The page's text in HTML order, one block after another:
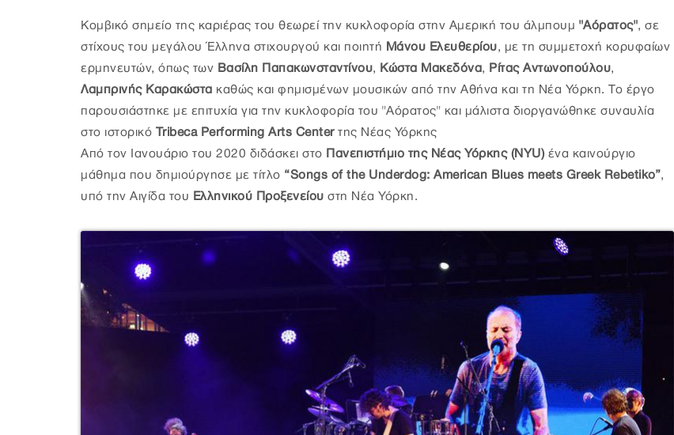
Κομβικό σημείο της καριέρας του θεωρεί την κυκλοφορία στην Αμερική του άλμπουμ "Aόρατος", σε
στίχους του μεγάλου Έλληνα στιχουργού και ποιητή Mάνου Eλευθερίου, με τη συμμετοχή κορυφαίων
ερμηνευτών, όπως των Βασίλη Παπακωνσταντίνου, Κώστα Μακεδόνα, Ρίτας Αντωνοπούλου,
Λαμπρινής Καρακώστα καθώς και φημισμένων μουσικών από την Αθήνα και τη Νέα Υόρκη. Το έργο
παρουσιάστηκε με επιτυχία για την κυκλοφορία του "Αόρατος" και μάλιστα διοργανώθηκε συναυλία
στο ιστορικό Tribeca Performing Arts Centerτης Νέας Υόρκης
Από τον Ιανουάριο του 2020 διδάσκει στο Πανεπιστήμιο της Νέας Υόρκης (NYU)ένα καινούργιο
μάθημα που δημιούργησε με τίτλο “Songs of the Underdog: American Blues meets Greek Rebetiko”,
υπό την Αιγίδα του Ελληνικού Προξενείου στη Νέα Υόρκη.